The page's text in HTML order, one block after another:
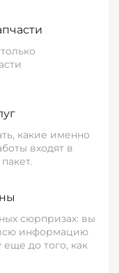
какие именно
входят в
сюрпризах: вы
информацию
до того, как